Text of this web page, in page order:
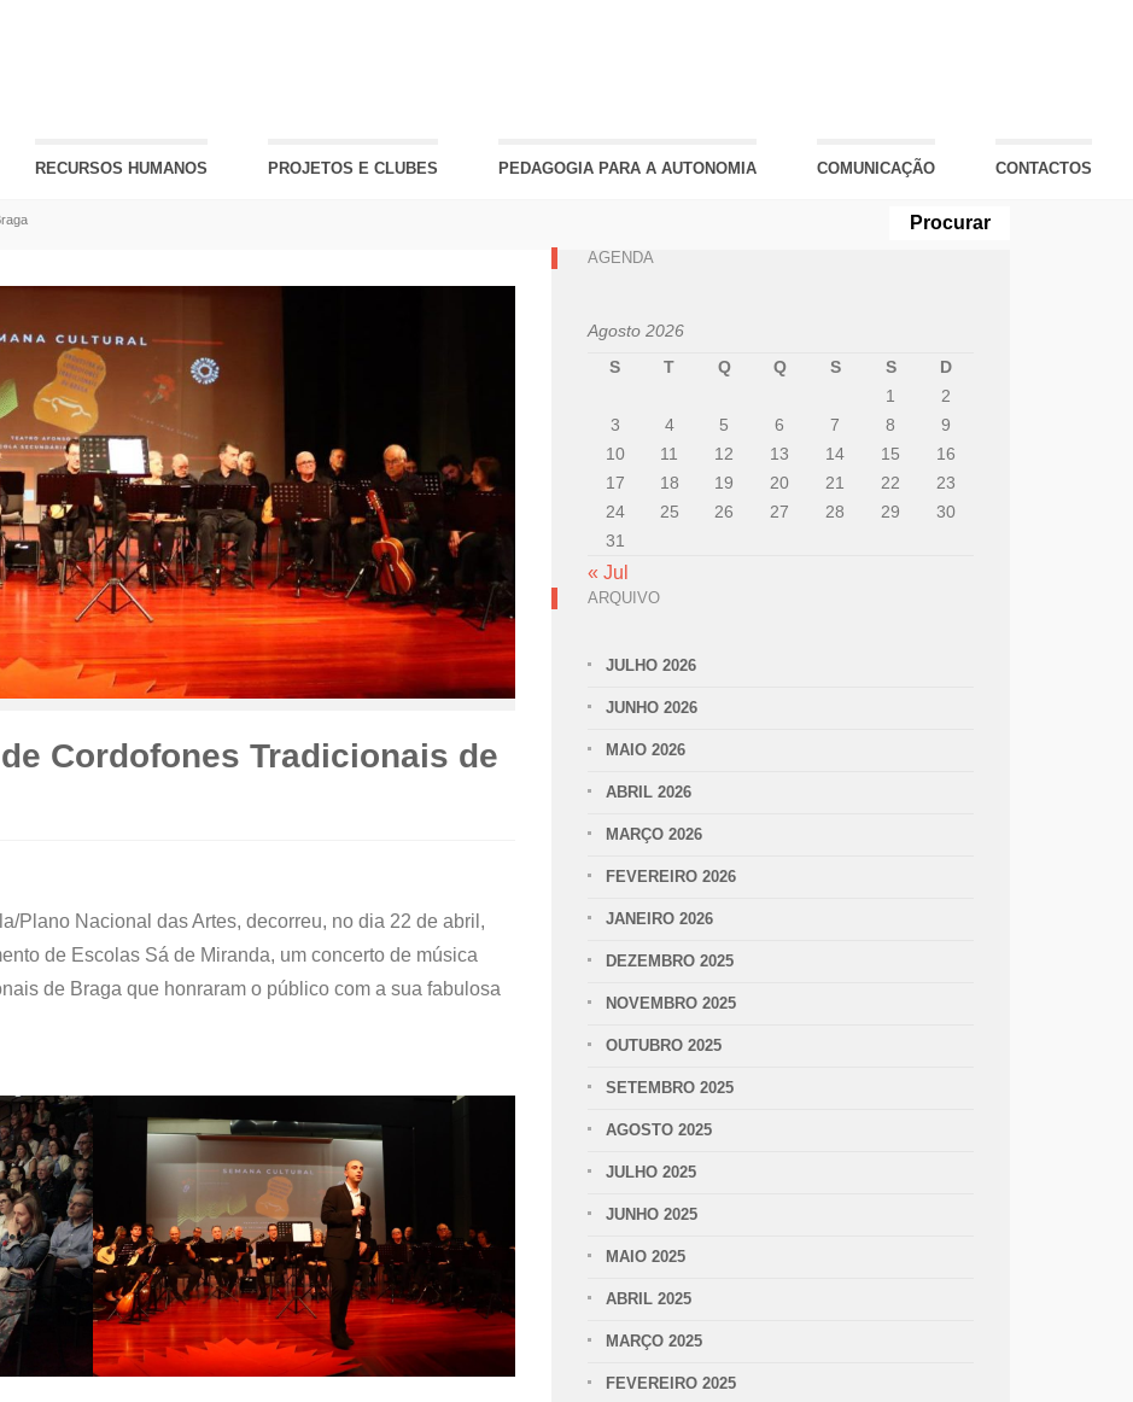
RECURSOS HUMANOS PROJETOS E CLUBES PEDAGOGIA PARA A AUTONOMIA COMUNICAÇÃO CONTACTOS
Cordofones Tradicionais de
Plano Nacional das Artes, decorreu, no dia 22 de abril,
de Escolas Sá de Miranda, um concerto de música
de Braga que honraram o público com a sua fabulosa
AGENDA
Agosto 2026
S
T Q Q S S
D
1
2
3
4 5 6 7 8
9
10
11 12 13 14 15
16
17
18 19 20 21 22
23
24
25 26 27 28 29
30
31
« Jul
ARQUIVO
JULHO 2026
JUNHO 2026
MAIO 2026
ABRIL 2026
MARÇO 2026
FEVEREIRO 2026
JANEIRO 2026
DEZEMBRO 2025
NOVEMBRO 2025
OUTUBRO 2025
SETEMBRO 2025
AGOSTO 2025
JULHO 2025
JUNHO 2025
MAIO 2025
ABRIL 2025
MARÇO 2025
FEVEREIRO 2025